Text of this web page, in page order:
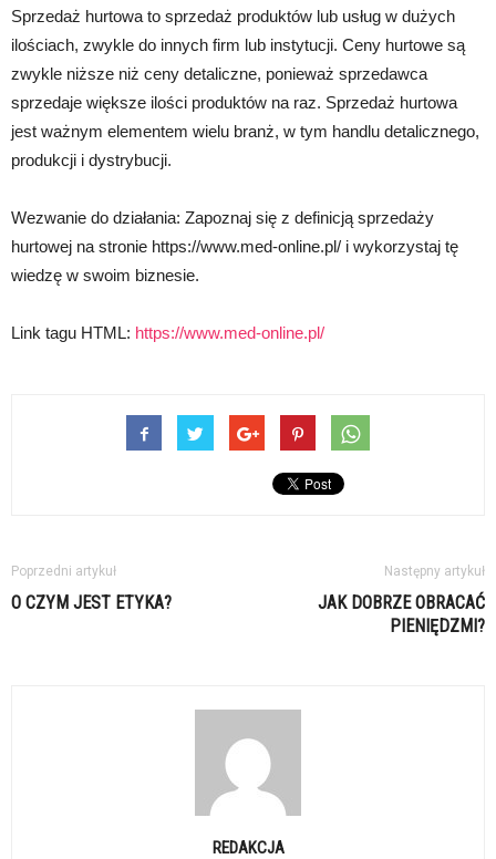
Sprzedaż hurtowa to sprzedaż produktów lub usług w dużych
ilościach, zwykle do innych firm lub instytucji. Ceny hurtowe są
zwykle niższe niż ceny detaliczne, ponieważ sprzedawca
sprzedaje większe ilości produktów na raz. Sprzedaż hurtowa
jest ważnym elementem wielu branż, w tym handlu detalicznego,
produkcji i dystrybucji.
Wezwanie do działania: Zapoznaj się z definicją sprzedaży
hurtowej na stronie https://www.med-online.pl/ i wykorzystaj tę
wiedzę w swoim biznesie.
Link tagu HTML: https://www.med-online.pl/
Poprzedni artykuł
O CZYM JEST ETYKA?
Następny artykuł
JAK DOBRZE OBRACAĆ
PIENIĘDZMI?
REDAKCJA